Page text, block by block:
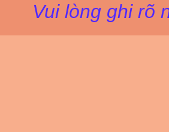
Vui lòng ghi rõ